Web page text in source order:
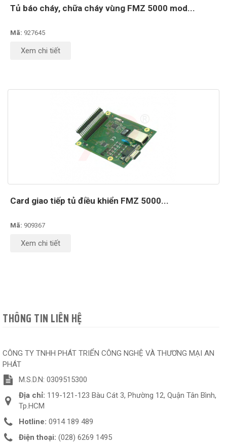
Tủ báo cháy, chữa cháy vùng FMZ 5000 mod...
Mã: 927645
Xem chi tiết
Card giao tiếp tủ điều khiển FMZ 5000...
Mã: 909367
Xem chi tiết
THÔNG TIN LIÊN HỆ
CÔNG TY TNHH PHÁT TRIỂN CÔNG NGHỆ VÀ THƯƠNG MẠI AN
PHÁT
M.S.D.N: 0309515300
Địa chỉ: 119-121-123 Bàu Cát 3, Phường 12, Quận Tân Bình,
Tp.HCM
Hotline: 0914 189 489
Điện thoại: (028) 6269 1495